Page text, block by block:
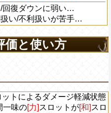
回復ダウンに弱い…
い/不利扱いが苦手…
価と使い方
トによるダメージ軽減状態
一味の[力] スロットが[和] スロ